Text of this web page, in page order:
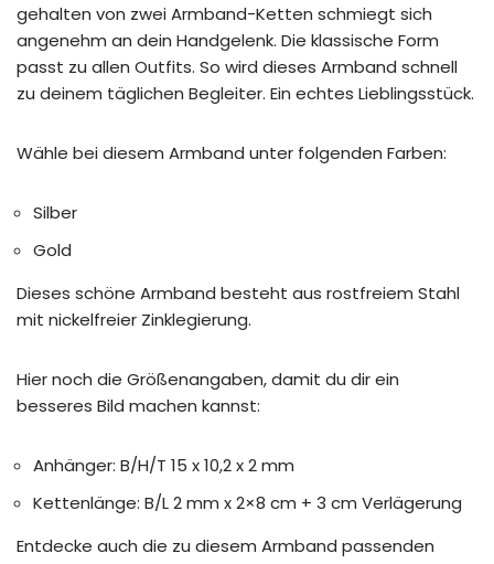
gehalten von zwei Armband-Ketten schmiegt sich
angenehm an dein Handgelenk. Die klassische Form
passt zu allen Outfits. So wird dieses Armband schnell
zu deinem täglichen Begleiter. Ein echtes Lieblingsstück.
Wähle bei diesem Armband unter folgenden Farben:
Silber
Gold
Dieses schöne Armband besteht aus rostfreiem Stahl
mit nickelfreier Zinklegierung.
Hier noch die Größenangaben, damit du dir ein
besseres Bild machen kannst:
Anhänger: B/H/T 15 x 10,2 x 2 mm
Kettenlänge: B/L 2 mm x 2×8 cm + 3 cm Verlägerung
Entdecke auch die zu diesem Armband passenden